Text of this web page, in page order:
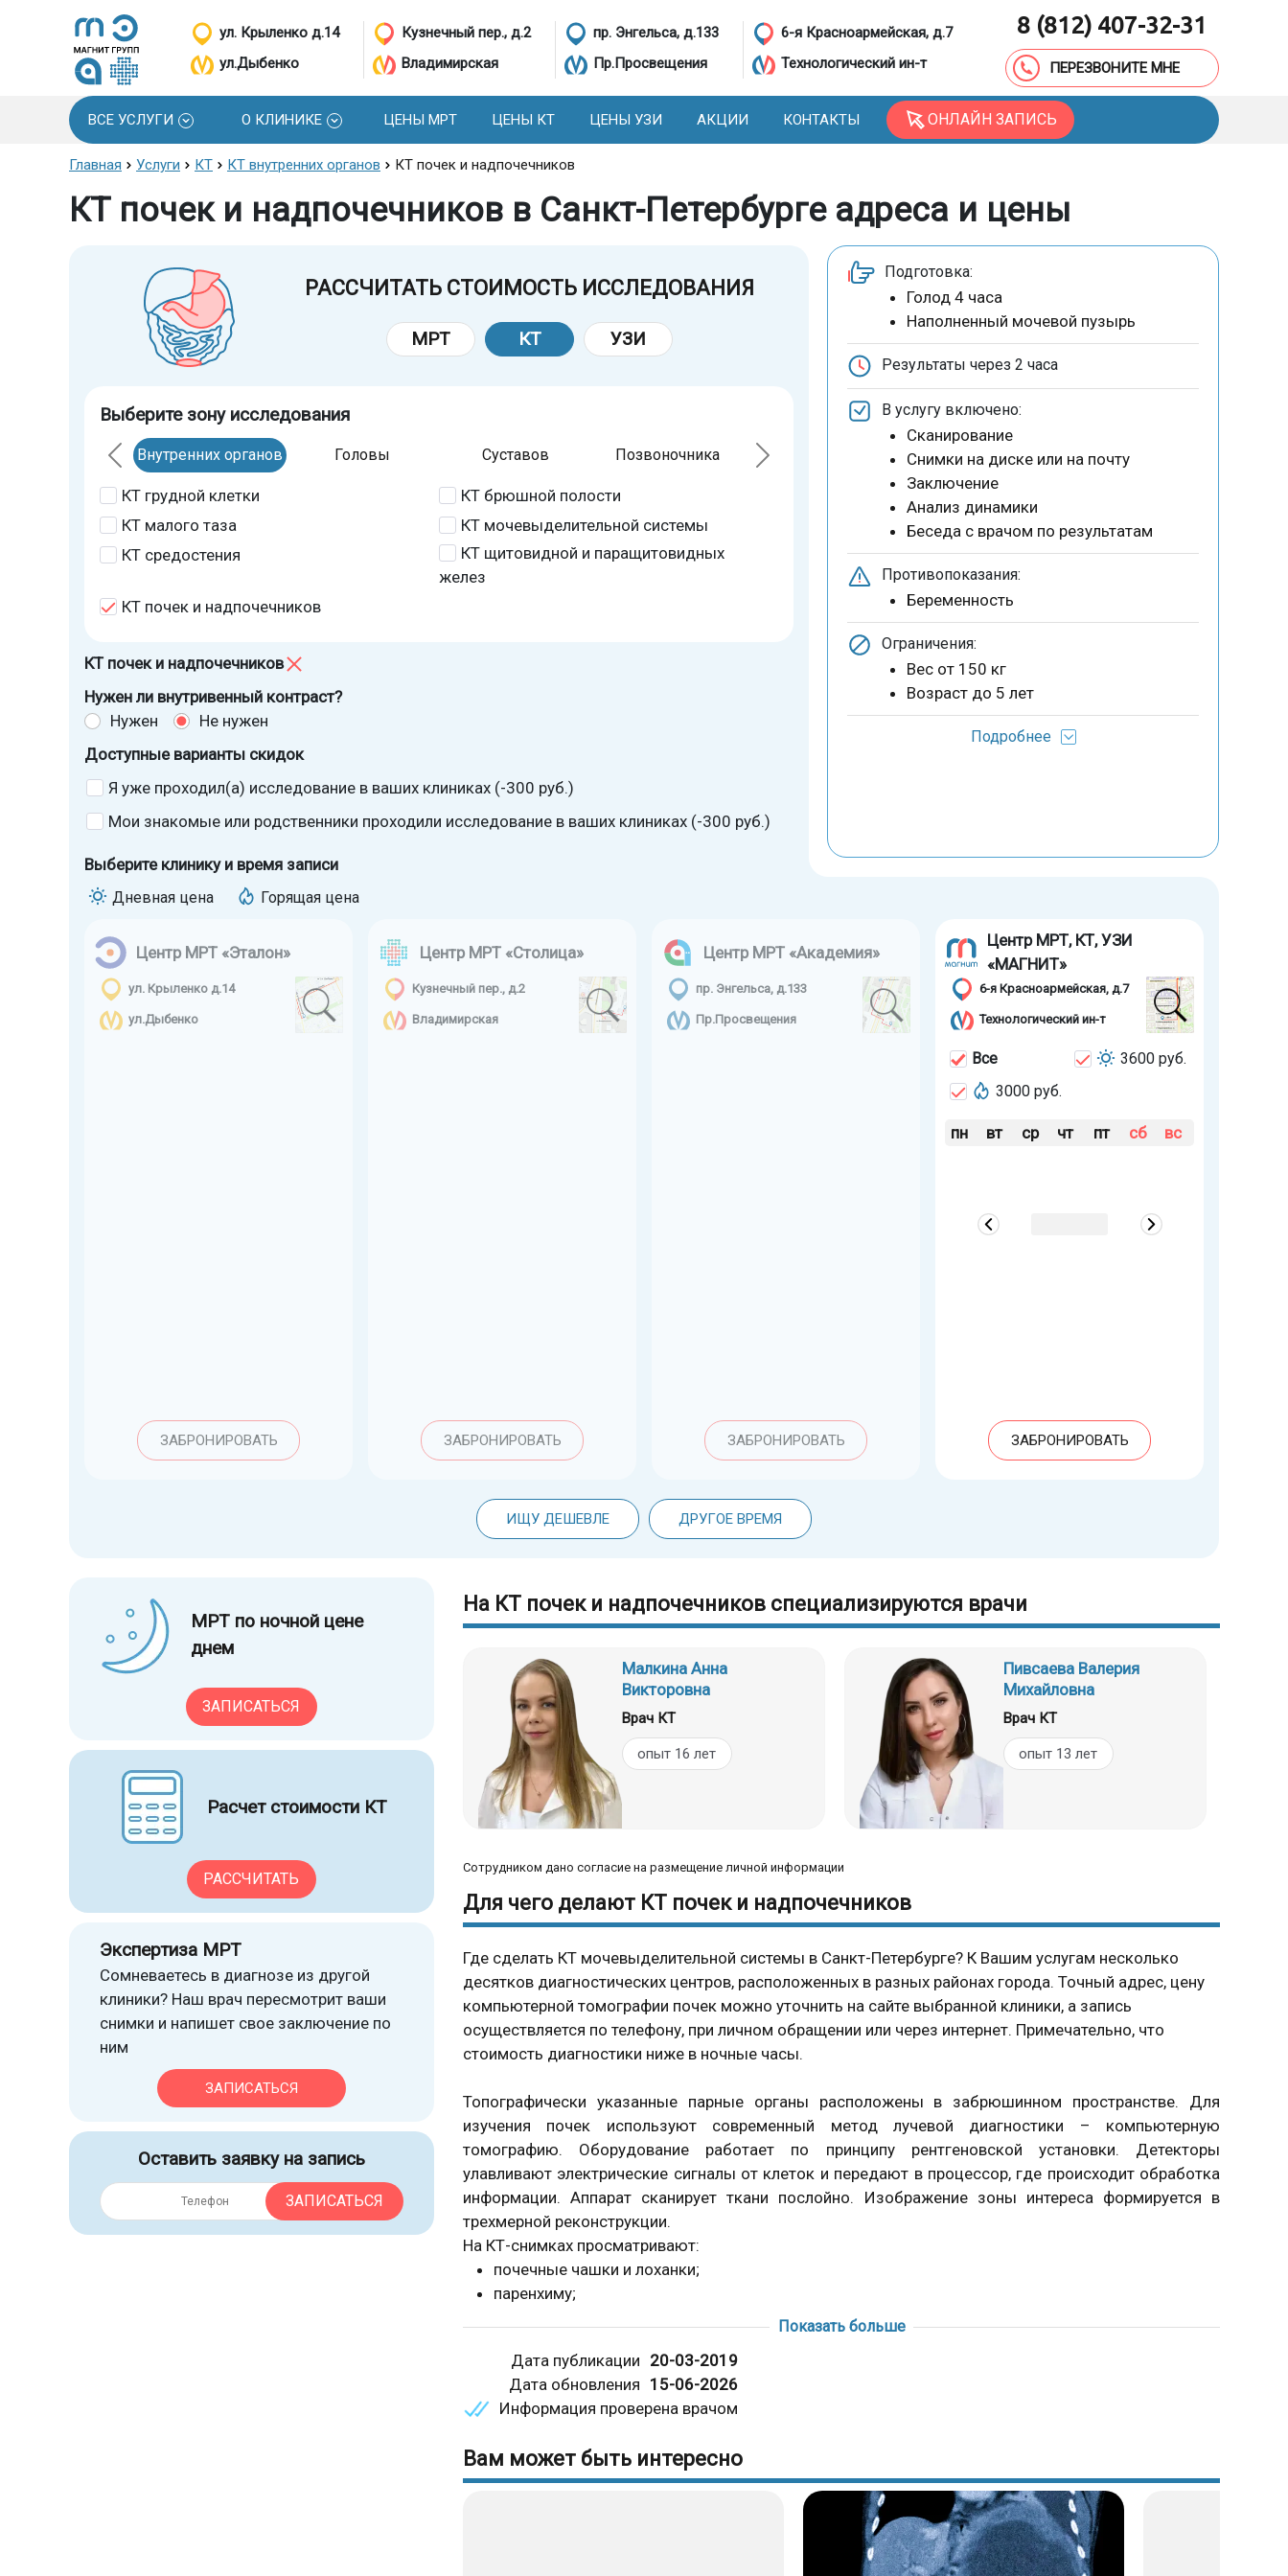
ул. Крыленко д.14
ул.Дыбенко
Кузнечный пер., д.2
Владимирская
пр. Энгельса, д.133
Пр.Просвещения
6-я Красноармейская, д.7
Технологический ин-т
8 (812) 407-32-31
ПЕРЕЗВОНИТЕ МНЕ
ВСЕ УСЛУГИ О КЛИНИКЕ ЦЕНЫ МРТ ЦЕНЫ КТ ЦЕНЫ УЗИ АКЦИИ КОНТАКТЫ ОНЛАЙН ЗАПИСЬ
Главная Услуги КТ КТ внутренних органов КТ почек и надпочечников
КТ почек и надпочечников в Санкт-Петербурге адреса и цены
РАССЧИТАТЬ СТОИМОСТЬ ИССЛЕДОВАНИЯ
МРТ КТ УЗИ
Выберите зону исследования
Внутренних органов Головы Суставов Позвоночника
КТ грудной клетки
КТ брюшной полости
КТ малого таза
КТ мочевыделительной системы
КТ средостения
КТ щитовидной и паращитовидных
желез
КТ почек и надпочечников
КТ почек и надпочечников
Нужен ли внутривенный контраст?
Нужен
Не нужен
Доступные варианты скидок
Я уже проходил(а) исследование в ваших клиниках (-300 руб.)
Мои знакомые или родственники проходили исследование в ваших клиниках (-300 руб.)
Выберите клинику и время записи
Подготовка:
Голод 4 часа
Наполненный мочевой пузырь
Результаты через 2 часа
В услугу включено:
Сканирование
Снимки на диске или на почту
Заключение
Анализ динамики
Беседа с врачом по результатам
Противопоказания:
Беременность
Ограничения:
Вес от 150 кг
Возраст до 5 лет
Подробнее
Дневная цена Горящая цена
Центр МРТ «Эталон»
ул. Крыленко д.14
ул.Дыбенко
ЗАБРОНИРОВАТЬ
Центр МРТ «Столица»
Кузнечный пер., д.2
Владимирская
ЗАБРОНИРОВАТЬ
Центр МРТ «Академия»
пр. Энгельса, д.133
Пр.Просвещения
ЗАБРОНИРОВАТЬ
Центр МРТ, КТ, УЗИ
«МАГНИТ»
6-я Красноармейская, д.7
Технологический ин-т
Все
3600 руб.
3000 руб.
пн вт ср чт пт сб вс
ЗАБРОНИРОВАТЬ
ИЩУ ДЕШЕВЛЕ ДРУГОЕ ВРЕМЯ
МРТ по ночной цене
днем
ЗАПИСАТЬСЯ
Расчет стоимости КТ
РАССЧИТАТЬ
Экспертиза МРТ
Сомневаетесь в диагнозе из другой
клиники? Наш врач пересмотрит ваши
снимки и напишет свое заключение по
ним
ЗАПИСАТЬСЯ
Оставить заявку на запись
ЗАПИСАТЬСЯ
На КТ почек и надпочечников специализируются врачи
Малкина Анна
Викторовна
Врач КТ
опыт 16 лет
Пивсаева Валерия
Михайловна
Врач КТ
опыт 13 лет
Сотрудником дано согласие на размещение личной информации
Для чего делают КТ почек и надпочечников
Где сделать КТ мочевыделительной системы в Санкт-Петербурге? К Вашим услугам несколько
десятков диагностических центров, расположенных в разных районах города. Точный адрес, цену
компьютерной томографии почек можно уточнить на сайте выбранной клиники, а запись
осуществляется по телефону, при личном обращении или через интернет. Примечательно, что
стоимость диагностики ниже в ночные часы.
Топографически указанные парные органы расположены в забрюшинном пространстве. Для
изучения почек используют современный метод лучевой диагностики – компьютерную
томографию. Оборудование работает по принципу рентгеновской установки. Детекторы
улавливают электрические сигналы от клеток и передают в процессор, где происходит обработка
информации. Аппарат сканирует ткани послойно. Изображение зоны интереса формируется в
трехмерной реконструкции.
На КТ-снимках просматривают:
почечные чашки и лоханки;
паренхиму;
кровеносные и лимфатические сосуды;
жировую ткань;
мочеточники;
структуру надпочечников.
При описании фото врач обращает внимание на форму, расположение, размеры органа.
Диагностическое значение имеет выявление пороков развития, особенно в детском возрасте. У
нарушение анатомии чашечно-лоханочной системы;
Показать больше
Дата публикации 20-03-2019
Дата обновления 15-06-2026
Информация проверена врачом
Вам может быть интересно